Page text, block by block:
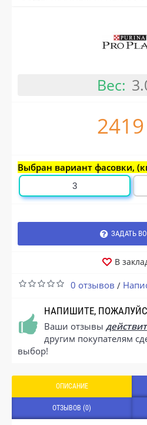
Вес:
Выбран вариант фасовки,
3
ЗАДАТЬ
В
0 отзывов /
НАПИШИТЕ,
Ваши отзывы
другим покупателям
выбор!
ОПИСАНИЕ
ОТЗЫВОВ (0)